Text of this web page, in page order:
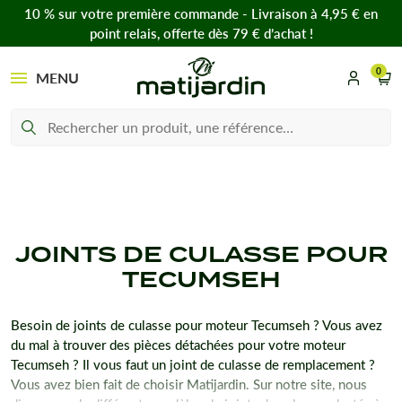
10 % sur votre première commande - Livraison à 4,95 € en
point relais, offerte dès 79 € d’achat !
MENU 0
JOINTS DE CULASSE POUR
TECUMSEH
Besoin de joints de culasse pour moteur Tecumseh ? Vous avez
du mal à trouver des pièces détachées pour votre moteur
Tecumseh ? Il vous faut un joint de culasse de remplacement ?
Vous avez bien fait de choisir Matijardin. Sur notre site, nous